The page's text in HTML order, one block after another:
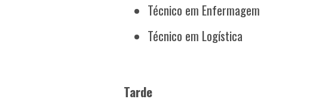
Técnico em Enfermagem
Técnico em Logística
Tarde